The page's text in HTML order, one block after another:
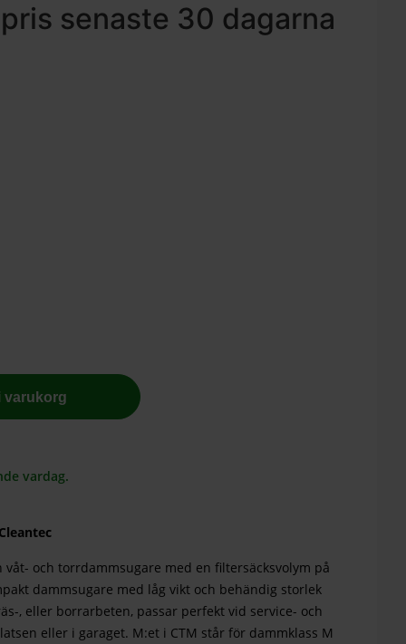
senaste 30 dagarna
varukorg
vardag.
våt- och torrdammsugare med en filtersäcksvolym på
dammsugare med låg vikt och behändig storlek
, eller borrarbeten, passar perfekt vid service- och
eller i garaget. M:et i CTM står för dammklass M